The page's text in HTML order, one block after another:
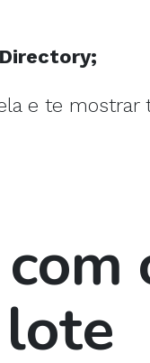
e te mostrar